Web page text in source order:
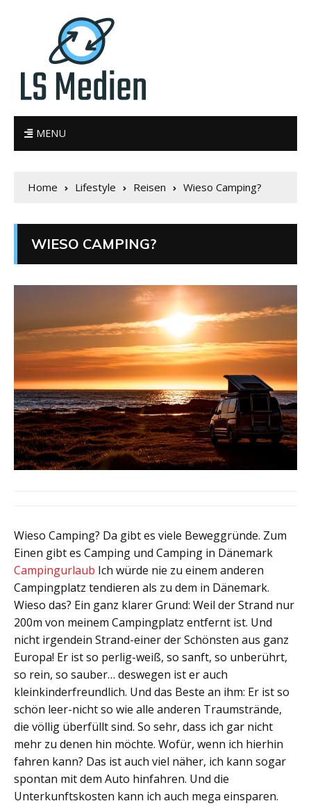
MENU
Home Lifestyle Reisen Wieso Camping?
WIESO CAMPING?
Wieso Camping? Da gibt es viele Beweggründe. Zum
Einen gibt es Camping und Camping in Dänemark
Campingurlaub Ich würde nie zu einem anderen
Campingplatz tendieren als zu dem in Dänemark.
Wieso das? Ein ganz klarer Grund: Weil der Strand nur
200m von meinem Campingplatz entfernt ist. Und
nicht irgendein Strand-einer der Schönsten aus ganz
Europa! Er ist so perlig-weiß, so sanft, so unberührt,
so rein, so sauber… deswegen ist er auch
kleinkinderfreundlich. Und das Beste an ihm: Er ist so
schön leer-nicht so wie alle anderen Traumstrände,
die völlig überfüllt sind. So sehr, dass ich gar nicht
mehr zu denen hin möchte. Wofür, wenn ich hierhin
fahren kann? Das ist auch viel näher, ich kann sogar
spontan mit dem Auto hinfahren. Und die
Unterkunftskosten kann ich auch mega einsparen.